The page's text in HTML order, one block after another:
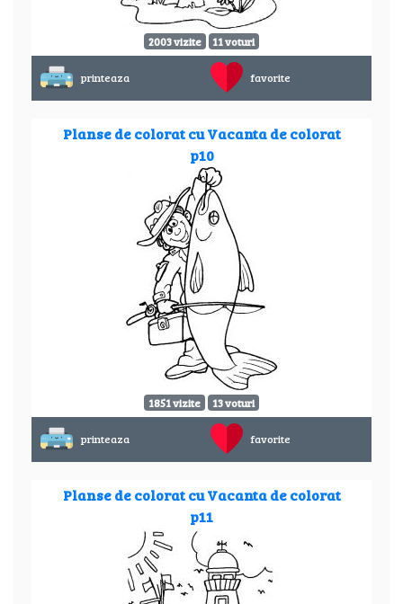
2003 vizite 11 voturi
printeaza favorite
Planse de colorat cu Vacanta de colorat
p10
1851 vizite 13 voturi
printeaza favorite
Planse de colorat cu Vacanta de colorat
p11